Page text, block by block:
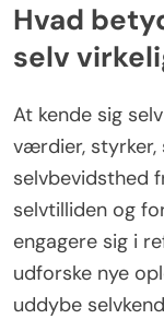
Hvad
selv
At kende sig
værdier, styrker,
selvbevidsthed
selvtilliden og
engagere sig i
udforske nye
uddybe